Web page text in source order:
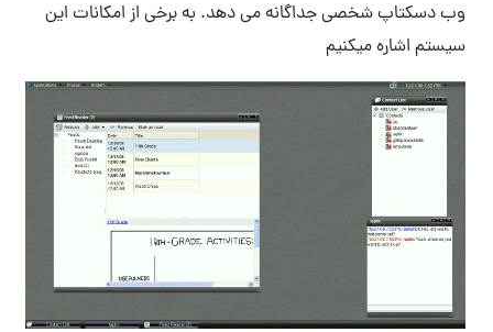
وب دسکتاپ شخصی جداگانه می دهد. به برخی از امکانات این
سیستم اشاره میکنیم